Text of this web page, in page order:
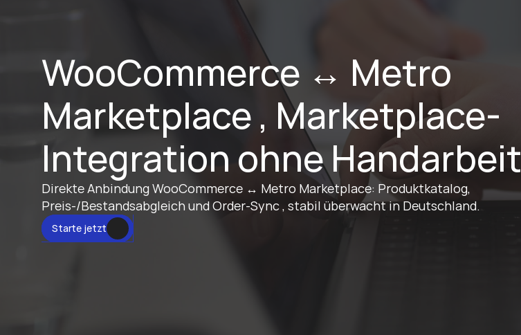
WooCommerce ↔ Metro
Marketplace , Marketplace-
Integration ohne Handarbeit
Direkte Anbindung WooCommerce ↔ Metro Marketplace: Produktkatalog,
Preis-/Bestandsabgleich und Order-Sync , stabil überwacht in Deutschland.
Starte jetzt